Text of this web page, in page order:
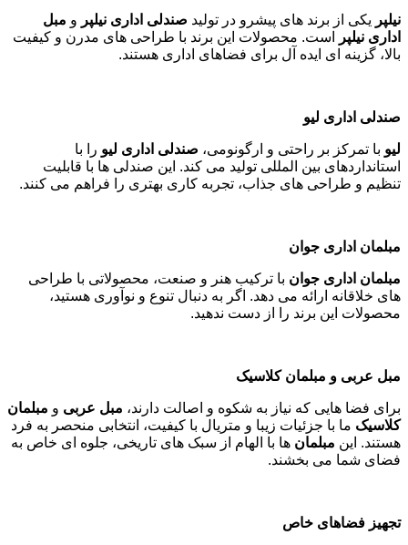
نیلپر یکی از برند های پیشرو در تولید صندلی اداری نیلپر و مبل
اداری نیلپر
است. محصولات این برند با طراحی های مدرن و کیفیت
بالا، گزینه ای ایده آل برای فضاهای اداری هستند.
صندلی اداری لیو
لیو با تمرکز بر راحتی و ارگونومی، صندلی اداری لیو را با
استانداردهای بین المللی تولید می کند. این صندلی ها با قابلیت
تنظیم و طراحی های جذاب، تجربه کاری بهتری را فراهم می کنند.
مبلمان اداری جوان
مبلمان اداری جوان با ترکیب هنر و صنعت، محصولاتی با طراحی
های خلاقانه ارائه می دهد. اگر به دنبال تنوع و نوآوری هستید،
محصولات این برند را از دست ندهید.
مبل عربی و مبلمان کلاسیک
برای فضا هایی که نیاز به شکوه و اصالت دارند، مبل عربی و مبلمان
کلاسیک ما با جزئیات زیبا و متریال با کیفیت، انتخابی منحصر به فرد
هستند. این مبلمان ها با الهام از سبک های تاریخی، جلوه ای خاص به
فضای شما می بخشند.
تجهیز فضاهای خاص